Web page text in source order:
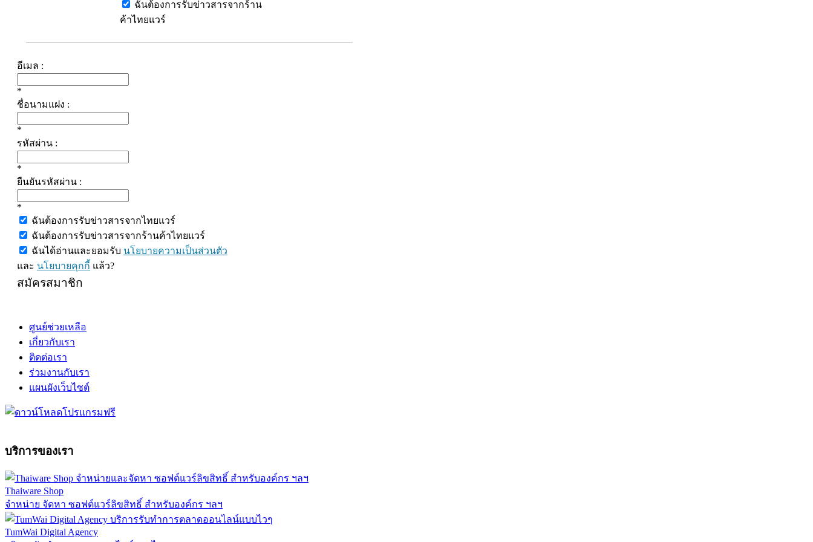
ฉันต้องการรับข่าวสารจากร้าน
ค้าไทยแวร์
อีเมล :
*
ชื่อนามแฝง :
*
รหัสผ่าน :
*
ยืนยันรหัสผ่าน :
*
ฉันต้องการรับข่าวสารจากไทยแวร์
ฉันต้องการรับข่าวสารจากร้านค้าไทยแวร์
ฉันได้อ่านและยอมรับ นโยบายความเป็นส่วนตัว
และ นโยบายคุกกี้ แล้ว?
สมัครสมาชิก
ศูนย์ช่วยเหลือ
เกี่ยวกับเรา
ติดต่อเรา
ร่วมงานกับเรา
แผนผังเว็บไซต์
บริการของเรา
Thaiware Shop
จำหน่าย จัดหา ซอฟต์แวร์ลิขสิทธิ์ สำหรับองค์กร ฯลฯ
TumWai Digital Agency